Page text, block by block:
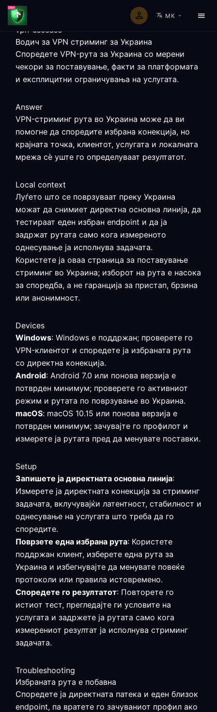
MK
vpn-usecase
Водич за VPN стриминг за Украина
Споредете VPN-рута за Украина со мерени
чекори за поставување, факти за платформата
и експлицитни ограничувања на услугата.
Answer
VPN-стриминг рута во Украина може да ви
помогне да споредите избрана конекција, но
крајната точка, клиентот, услугата и локалната
мрежа сè уште го определуваат резултатот.
Local context
Луѓето што се поврзуваат преку Украина
можат да снимиeт директна основна линија, да
тестираат еден избран endpoint и да ја
задржат рутата само кога измереното
однесување ја исполнува задачата.
Користете ја оваа страница за поставување
стриминг во Украина; изборот на рута е насока
за споредба, а не гаранција за пристап, брзина
или анонимност.
Devices
Windows: Windows е поддржан; проверете го
VPN-клиентот и споредете ја избраната рута
со директна конекција.
Android: Android 7.0 или понова верзија е
потврден минимум; проверете го активниот
режим и рутата по поврзување во Украина.
macOS: macOS 10.15 или понова верзија е
потврден минимум; зачувајте го профилот и
измерете ја рутата пред да менувате поставки.
Setup
Запишете ја директната основна линија:
Измерете ја директната конекција за стриминг
задачата, вклучувајќи латентност, стабилност и
однесување на услугата што треба да го
споредите.
Поврзете една избрана рута: Користете
поддржан клиент, изберете една рута за
Украина и избегнувајте да менувате повеќе
протоколи или правила истовремено.
Споредете го резултатот: Повторете го
истиот тест, прегледајте ги условите на
услугата и задржете ја рутата само кога
измерениот резултат ја исполнува стриминг
задачата.
Troubleshooting
Избраната рута е побавна
Споредете ја директната патека и еден близок
endpoint, па вратете го зачуваниот профил ако